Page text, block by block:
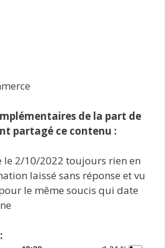
de la part de
partagé ce contenu :
le 2/10/2022 toujours rien en
laissé sans réponse et vu
le même soucis qui date